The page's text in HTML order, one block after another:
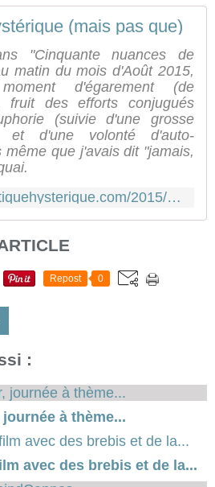
(mais pas que)
"Cinquante nuances de
matin du mois d'Août 2015,
d'égarement (de
fruit des efforts conjugués
(suivie d'une grosse
et d'une volonté d'auto-
que j'avais dit "jamais,
http://www.delacritiquehysterique.com/2015/08/lecture-de-cinquante-nuances-plus-sombres-jour-1.html
Repost 0
:
à thème...
avec des brebis et de la...